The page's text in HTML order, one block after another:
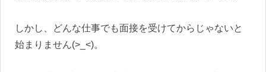
しかし、どんな仕事でも面接を受けてからじゃないと
始まりません(>_<)。